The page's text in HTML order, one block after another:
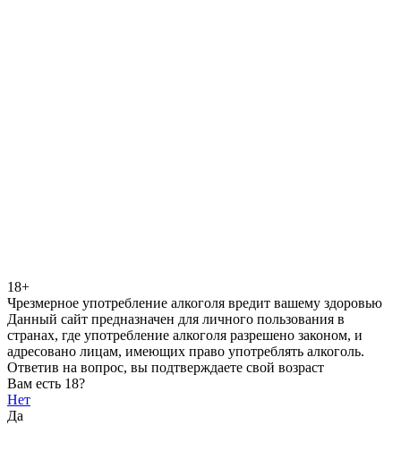
18+
Чрезмерное употребление алкоголя вредит вашему здоровью
Данный сайт предназначен для личного пользования в
странах, где употребление алкоголя разрешено законом, и
адресовано лицам, имеющих право употреблять алкоголь.
Ответив на вопрос, вы подтверждаете свой возраст
Вам есть 18?
Нет
Да